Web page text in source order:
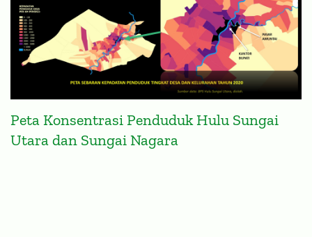
Peta Konsentrasi Penduduk Hulu Sungai
Utara dan Sungai Nagara